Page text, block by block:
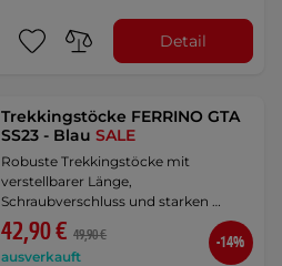
Detail
Trekkingstöcke FERRINO GTA
SS23 - BlauSALE
Robuste Trekkingstöcke mit
verstellbarer Länge,
Schraubverschluss und starken …
42,90 € 49,90 €
ausverkauft
-14%